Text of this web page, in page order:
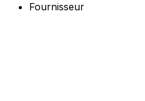
Fournisseur